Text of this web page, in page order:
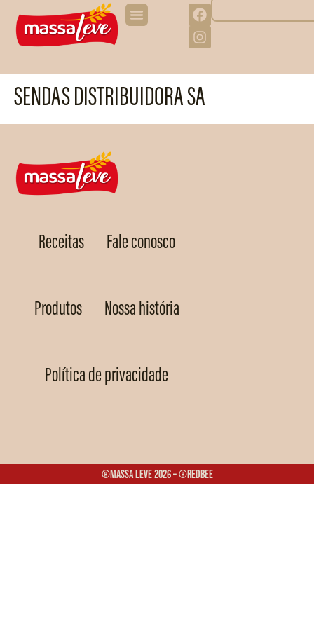
SENDAS DISTRIBUIDORA SA
Receitas Fale conosco
Produtos Nossa história
Política de privacidade
®Massa Leve 2026 – ®Redbee